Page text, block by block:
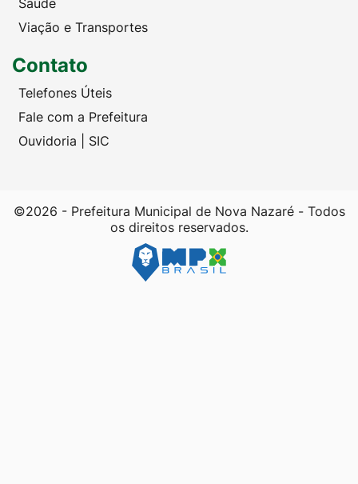
Saúde
Viação e Transportes
Contato
Telefones Úteis
Fale com a Prefeitura
Ouvidoria | SIC
©2026 - Prefeitura Municipal de Nova Nazaré - Todos
os direitos reservados.